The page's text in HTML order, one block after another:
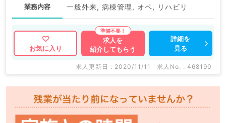
業務内容 一般外来, 病棟管理, オペ, リハビリ
お気に入り
求人を
紹介してもらう
詳細を
見る
求人更新日 : 2020/11/11 求人No. : 468190